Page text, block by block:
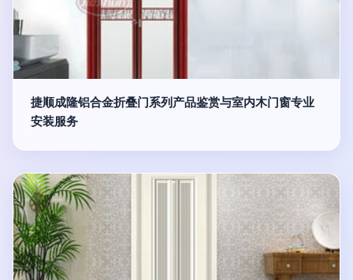
捷顺成隆铝合金折叠门系列产品鉴赏与室内木门窗专业
安装服务